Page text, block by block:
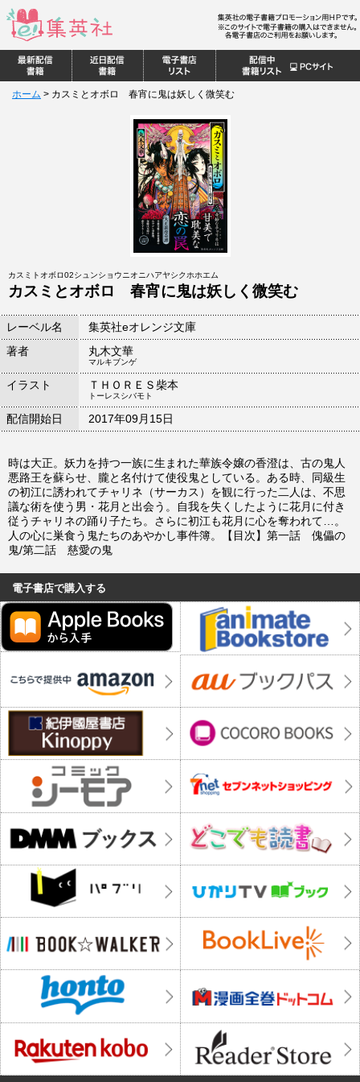
ホーム > カスミとオボロ 春宵に鬼は妖しく微笑む
カスミトオボロ02シュンショウニオニハアヤシクホホエム
カスミとオボロ 春宵に鬼は妖しく微笑む
レーベル名
集英社eオレンジ文庫
著者
丸木文華
マルキブンゲ
イラスト ＴＨＯＲＥＳ柴本
トーレスシバモト
配信開始日 2017年09月15日
時は大正。妖力を持つ一族に生まれた華族令嬢の香澄は、古の鬼人
悪路王を蘇らせ、朧と名付けて使役鬼としている。ある時、同級生
の初江に誘われてチャリネ（サーカス）を観に行った二人は、不思
議な術を使う男・花月と出会う。自我を失くしたように花月に付き
従うチャリネの踊り子たち。さらに初江も花月に心を奪われて…。
人の心に巣食う鬼たちのあやかし事件簿。【目次】第一話 傀儡の
鬼/第二話 慈愛の鬼
電子書店で購入する